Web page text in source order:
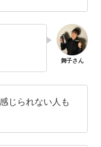
じられない人も